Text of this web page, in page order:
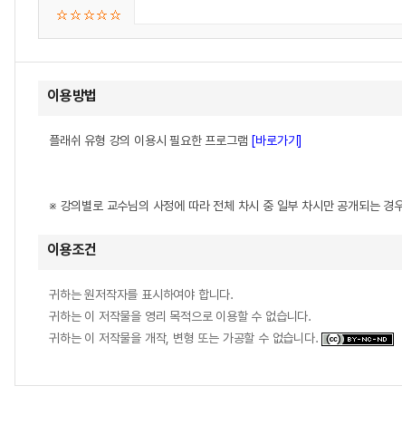
이용방법
플래쉬 유형 강의 이용시 필요한 프로그램 [바로가기]
※ 강의별로 교수님의 사정에 따라 전체 차시 중 일부 차시만 공개되는 경
이용조건
귀하는 원저작자를 표시하여야 합니다.
귀하는 이 저작물을 영리 목적으로 이용할 수 없습니다.
귀하는 이 저작물을 개작, 변형 또는 가공할 수 없습니다.